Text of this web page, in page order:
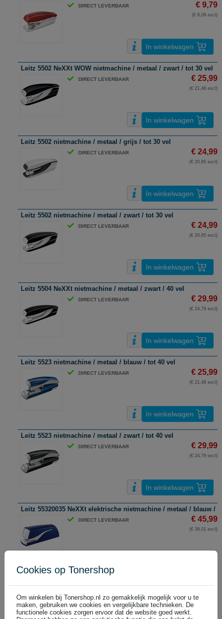
DIRECT LEVERBAAR € 9,79
(€ 8,09 excl)
In winkelwagen
Leitz 5502 NeXXt WOW nietmachine / metaal / zwart / tot 30 vel
DIRECT LEVERBAAR € 25,99
(€ 21,48 excl)
In winkelwagen
Leitz 5502 nietmachine / metaal / grijs / tot 30 vel
DIRECT LEVERBAAR € 24,99
(€ 20,65 excl)
In winkelwagen
Leitz 5502 nietmachine / metaal / zwart / tot 30 vel
DIRECT LEVERBAAR € 24,99
(€ 20,65 excl)
In winkelwagen
Leitz 5504 NeXXt nietmachine / metaal / zwart / 40 vel
DIRECT LEVERBAAR € 29,99
(€ 24,79 excl)
In winkelwagen
Leitz 5523 nietmachine / metaal / blauw / tot 40 vel
DIRECT LEVERBAAR € 25,99
(€ 21,48 excl)
In winkelwagen
Leitz 5523 nietmachine / metaal / zwart / tot 40 vel
DIRECT LEVERBAAR € 29,99
(€ 24,79 excl)
In winkelwagen
Leitz 55320035 NeXXt elektrische nietmachine / metaal / blauw /
DIRECT LEVERBAAR € 45,99
(€ 38,01 excl)
(€ 41,31 excl)
Cookies op Tonershop
Om winkelen bij Tonershop.nl zo gemakkelijk mogelijk voor u te
maken, gebruiken we cookies en vergelijkbare technieken. De
functionele cookies zorgen ervoor dat de website goed werkt.